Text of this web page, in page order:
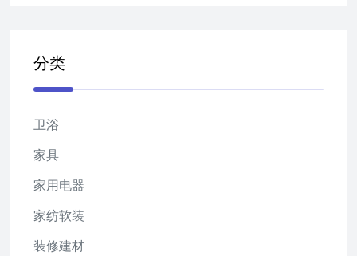
分类
卫浴
家具
家用电器
家纺软装
装修建材